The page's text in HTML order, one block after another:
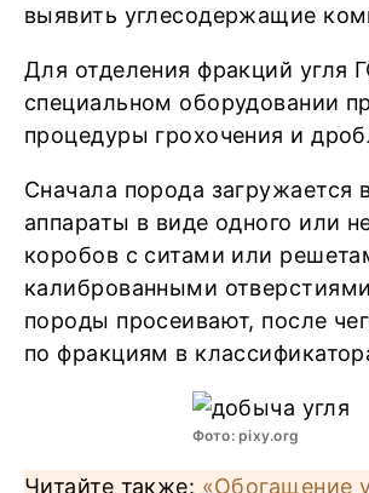
выявить углесодержащие
Для отделения фракций угля
специальном оборудовании
процедуры грохочения и
Сначала порода загружается
аппараты в виде одного или
коробов с ситами или
калиброванными
породы просеивают, после
по фракциям в
Фото: pixy.org
Читайте также: «Обогащение